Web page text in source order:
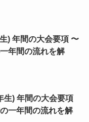
) 年間の大会要項 〜
年間の流れを解
生) 年間の大会要項
一年間の流れを解